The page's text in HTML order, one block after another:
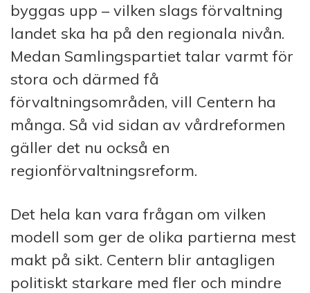
byggas upp – vilken slags förvaltning
landet ska ha på den regionala nivån.
Medan Samlingspartiet talar varmt för
stora och därmed få
förvaltningsområden, vill Centern ha
många. Så vid sidan av vårdreformen
gäller det nu också en
regionförvaltningsreform.
Det hela kan vara frågan om vilken
modell som ger de olika partierna mest
makt på sikt. Centern blir antagligen
politiskt starkare med fler och mindre